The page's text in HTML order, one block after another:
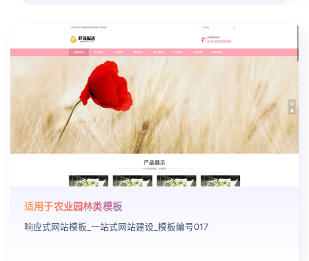
适用于农业园林类模板
响应式网站模板_一站式网站建设_模板编号017